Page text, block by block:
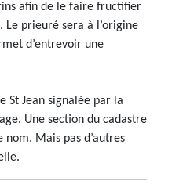
afin de le faire fructifier
Le prieuré sera à l’origine
d’entrevoir une
St Jean signalée par la
Une section du cadastre
nom. Mais pas d’autres